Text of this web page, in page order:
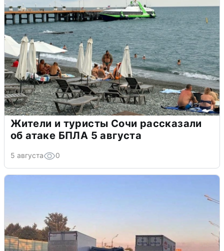
Жители и туристы Сочи рассказали
об атаке БПЛА 5 августа
5 августа 0